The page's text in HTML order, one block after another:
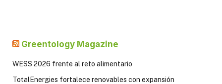
Greentology Magazine
WESS 2026 frente al reto alimentario
TotalEnergies fortalece renovables con expansión